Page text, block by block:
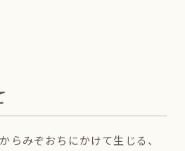
らみぞおちにかけて生じる、